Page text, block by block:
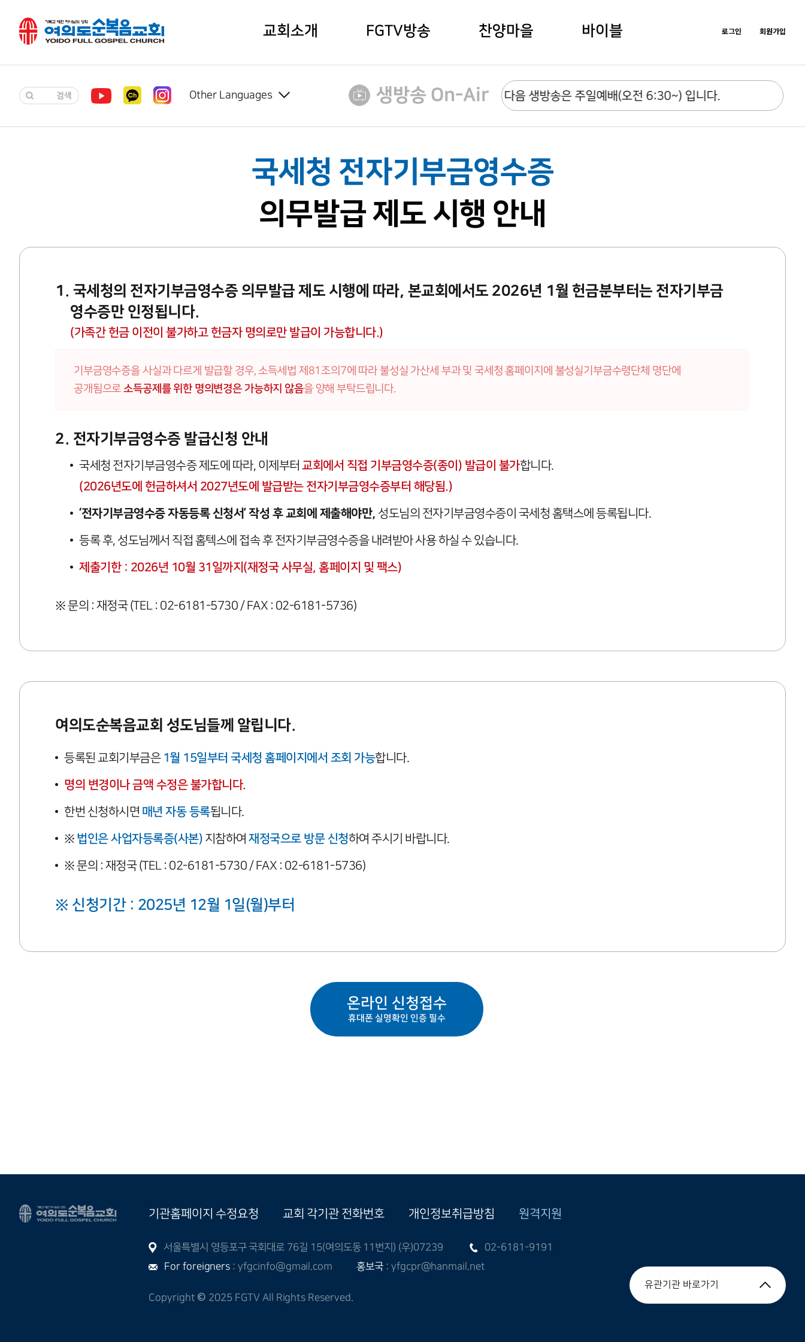
교회소개 FGTV방송 찬양마을 바이블 로그인 회원가입
Other Languages 생방송 On-Air다음 생방송은 주일예배(오전 6:30~) 입니다.
국세청 전자기부금영수증
의무발급 제도 시행 안내
1. 국세청의 전자기부금영수증 의무발급 제도 시행에 따라, 본교회에서도 2026년 1월 헌금분부터는 전자기부금
영수증만 인정됩니다.
(가족간 헌금 이전이 불가하고 헌금자 명의로만 발급이 가능합니다.)
기부금영수증을 사실과 다르게 발급할 경우, 소득세법 제81조의7에 따라 불성실 가산세 부과 및 국세청 홈페이지에 불성실기부금수령단체 명단에
공개됨으로소득공제를 위한 명의변경은 가능하지 않음을 양해 부탁드립니다.
2. 전자기부금영수증 발급신청 안내
국세청 전자기부금영수증 제도에 따라, 이제부터 교회에서 직접 기부금영수증(종이) 발급이 불가합니다.
(2026년도에 헌금하셔서 2027년도에 발급받는 전자기부금영수증부터 해당됨.)
‘전자기부금영수증 자동등록 신청서’ 작성 후 교회에 제출해야만, 성도님의 전자기부금영수증이 국세청 홈택스에 등록됩니다.
등록 후, 성도님께서 직접 홈텍스에 접속 후 전자기부금영수증을 내려받아 사용 하실 수 있습니다.
제출기한 : 2026년 10월 31일까지(재정국 사무실, 홈페이지 및 팩스)
※ 문의 : 재정국 (TEL : 02-6181-5730 / FAX : 02-6181-5736)
여의도순복음교회 성도님들께 알립니다.
등록된 교회기부금은 1월 15일부터 국세청 홈페이지에서 조회 가능합니다.
명의 변경이나 금액 수정은 불가합니다.
한번 신청하시면 매년 자동 등록됩니다.
※ 법인은 사업자등록증(사본) 지참하여 재정국으로 방문 신청하여 주시기 바랍니다.
※ 문의 : 재정국 (TEL : 02-6181-5730 / FAX : 02-6181-5736)
※ 신청기간 : 2025년 12월 1일(월)부터
온라인 신청접수
휴대폰 실명확인 인증 필수
기관홈페이지 수정요청 교회 각기관 전화번호 개인정보취급방침 원격지원
서울특별시 영등포구 국회대로 76길 15(여의도동 11번지) (우)07239
02-6181-9191
For foreigners : yfgcinfo@gmail.com 홍보국 : yfgcpr@hanmail.net
Copyright © 2025 FGTV All Rights Reserved.
유관기관 바로가기